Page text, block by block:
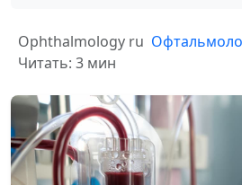
Ophthalmology ru
Читать: 3 мин